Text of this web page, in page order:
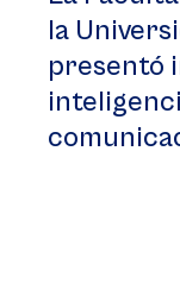
la
presentó